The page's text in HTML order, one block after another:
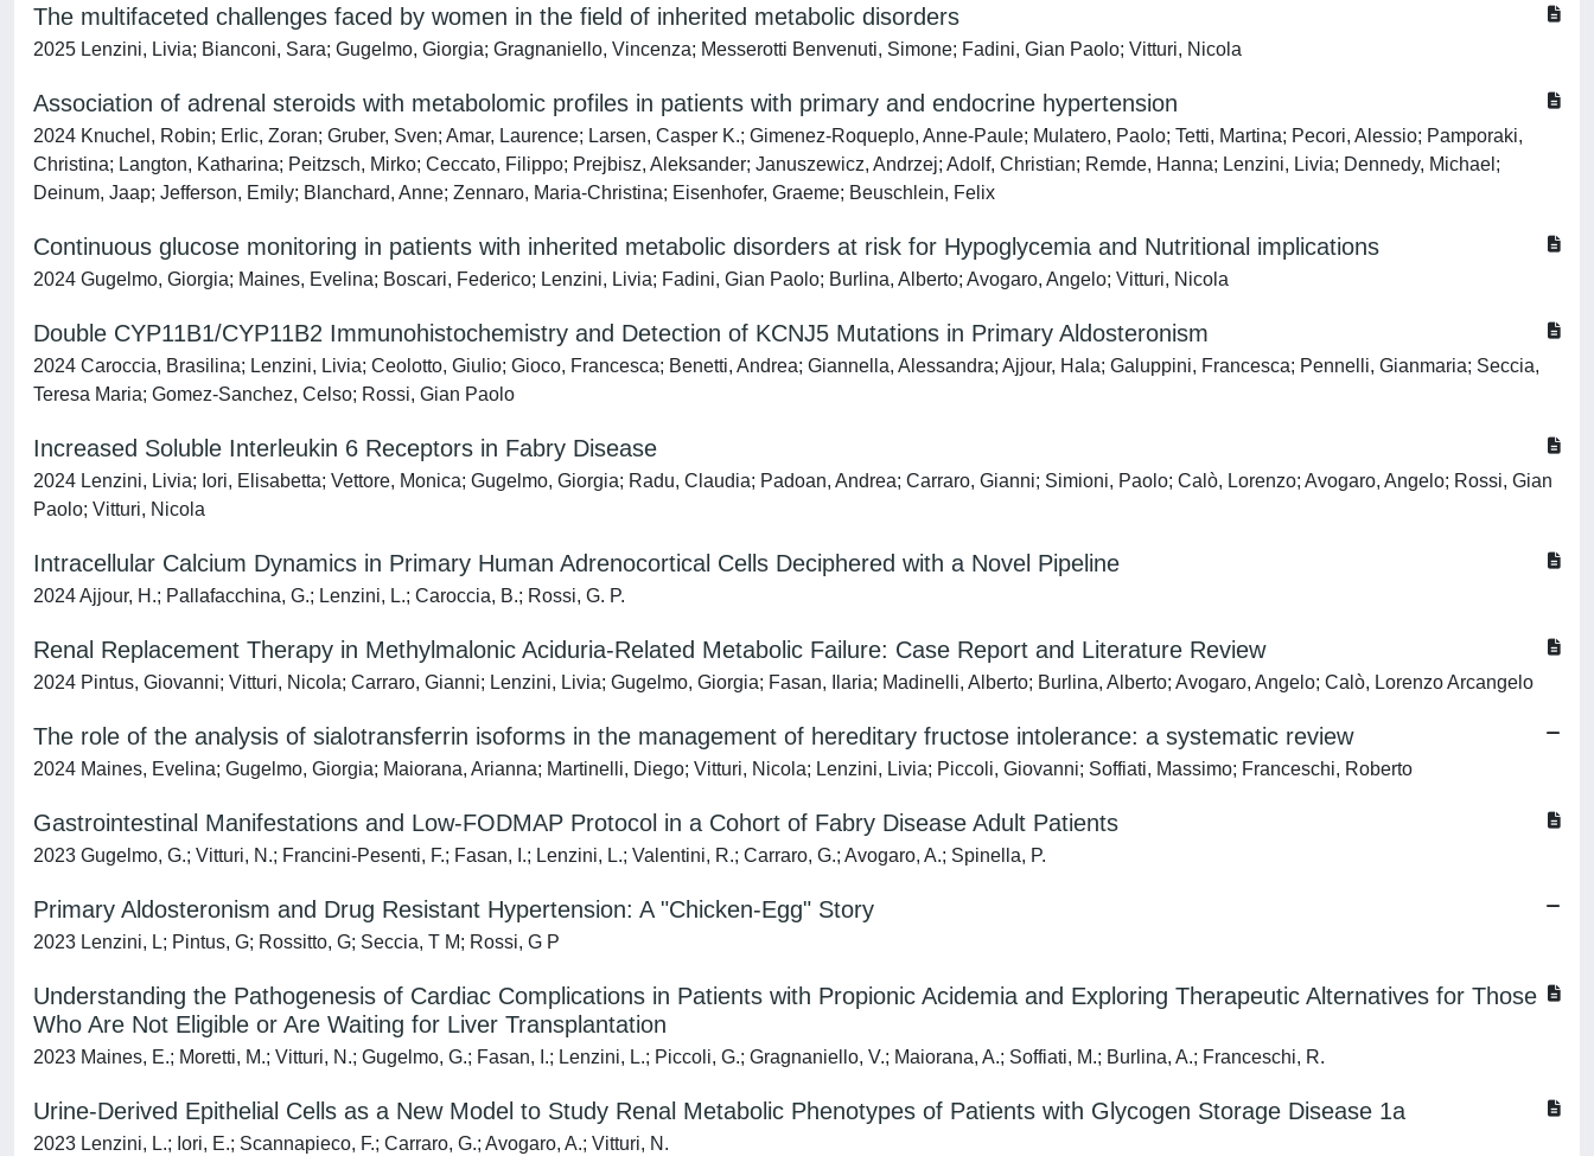
The multifaceted challenges faced by women in the field of inherited metabolic disorders
2025 Lenzini, Livia; Bianconi, Sara; Gugelmo, Giorgia; Gragnaniello, Vincenza; Messerotti Benvenuti, Simone; Fadini, Gian Paolo; Vitturi, Nicola
Association of adrenal steroids with metabolomic profiles in patients with primary and endocrine hypertension
2024 Knuchel, Robin; Erlic, Zoran; Gruber, Sven; Amar, Laurence; Larsen, Casper K.; Gimenez-Roqueplo, Anne-Paule; Mulatero, Paolo; Tetti, Martina; Pecori, Alessio; Pamporaki,
Christina; Langton, Katharina; Peitzsch, Mirko; Ceccato, Filippo; Prejbisz, Aleksander; Januszewicz, Andrzej; Adolf, Christian; Remde, Hanna; Lenzini, Livia; Dennedy, Michael;
Deinum, Jaap; Jefferson, Emily; Blanchard, Anne; Zennaro, Maria-Christina; Eisenhofer, Graeme; Beuschlein, Felix
Continuous glucose monitoring in patients with inherited metabolic disorders at risk for Hypoglycemia and Nutritional implications
2024 Gugelmo, Giorgia; Maines, Evelina; Boscari, Federico; Lenzini, Livia; Fadini, Gian Paolo; Burlina, Alberto; Avogaro, Angelo; Vitturi, Nicola
Double CYP11B1/CYP11B2 Immunohistochemistry and Detection of KCNJ5 Mutations in Primary Aldosteronism
2024 Caroccia, Brasilina; Lenzini, Livia; Ceolotto, Giulio; Gioco, Francesca; Benetti, Andrea; Giannella, Alessandra; Ajjour, Hala; Galuppini, Francesca; Pennelli, Gianmaria; Seccia,
Teresa Maria; Gomez-Sanchez, Celso; Rossi, Gian Paolo
Increased Soluble Interleukin 6 Receptors in Fabry Disease
2024 Lenzini, Livia; Iori, Elisabetta; Vettore, Monica; Gugelmo, Giorgia; Radu, Claudia; Padoan, Andrea; Carraro, Gianni; Simioni, Paolo; Calò, Lorenzo; Avogaro, Angelo; Rossi, Gian
Paolo; Vitturi, Nicola
Intracellular Calcium Dynamics in Primary Human Adrenocortical Cells Deciphered with a Novel Pipeline
2024 Ajjour, H.; Pallafacchina, G.; Lenzini, L.; Caroccia, B.; Rossi, G. P.
Renal Replacement Therapy in Methylmalonic Aciduria-Related Metabolic Failure: Case Report and Literature Review
2024 Pintus, Giovanni; Vitturi, Nicola; Carraro, Gianni; Lenzini, Livia; Gugelmo, Giorgia; Fasan, Ilaria; Madinelli, Alberto; Burlina, Alberto; Avogaro, Angelo; Calò, Lorenzo Arcangelo
The role of the analysis of sialotransferrin isoforms in the management of hereditary fructose intolerance: a systematic review
2024 Maines, Evelina; Gugelmo, Giorgia; Maiorana, Arianna; Martinelli, Diego; Vitturi, Nicola; Lenzini, Livia; Piccoli, Giovanni; Soffiati, Massimo; Franceschi, Roberto
Gastrointestinal Manifestations and Low-FODMAP Protocol in a Cohort of Fabry Disease Adult Patients
2023 Gugelmo, G.; Vitturi, N.; Francini-Pesenti, F.; Fasan, I.; Lenzini, L.; Valentini, R.; Carraro, G.; Avogaro, A.; Spinella, P.
Primary Aldosteronism and Drug Resistant Hypertension: A "Chicken-Egg" Story
2023 Lenzini, L; Pintus, G; Rossitto, G; Seccia, T M; Rossi, G P
Understanding the Pathogenesis of Cardiac Complications in Patients with Propionic Acidemia and Exploring Therapeutic Alternatives for Those
Who Are Not Eligible or Are Waiting for Liver Transplantation
2023 Maines, E.; Moretti, M.; Vitturi, N.; Gugelmo, G.; Fasan, I.; Lenzini, L.; Piccoli, G.; Gragnaniello, V.; Maiorana, A.; Soffiati, M.; Burlina, A.; Franceschi, R.
Urine-Derived Epithelial Cells as a New Model to Study Renal Metabolic Phenotypes of Patients with Glycogen Storage Disease 1a
2023 Lenzini, L.; Iori, E.; Scannapieco, F.; Carraro, G.; Avogaro, A.; Vitturi, N.